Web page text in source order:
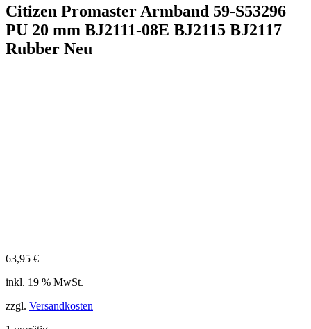
Citizen Promaster Armband 59-S53296
PU 20 mm BJ2111-08E BJ2115 BJ2117
Rubber Neu
63,95 €
inkl. 19 % MwSt.
zzgl. Versandkosten